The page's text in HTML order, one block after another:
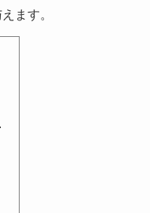
ます。